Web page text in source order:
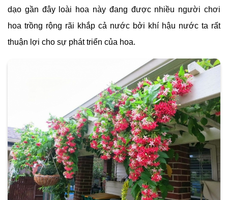
dạo gần đây loài hoa này đang được nhiều người chơi
hoa trồng rộng rãi khắp cả nước bởi khí hậu nước ta rất
thuận lợi cho sự phát triển của hoa.